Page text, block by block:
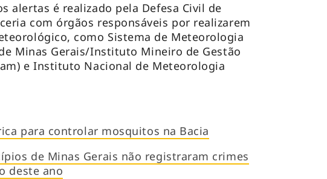
alertas é realizado pela Defesa Civil de
com órgãos responsáveis por realizarem
como Sistema de Meteorologia
Minas Gerais/Instituto Mineiro de Gestão
e Instituto Nacional de Meteorologia
para controlar mosquitos na Bacia
de Minas Gerais não registraram crimes
deste ano